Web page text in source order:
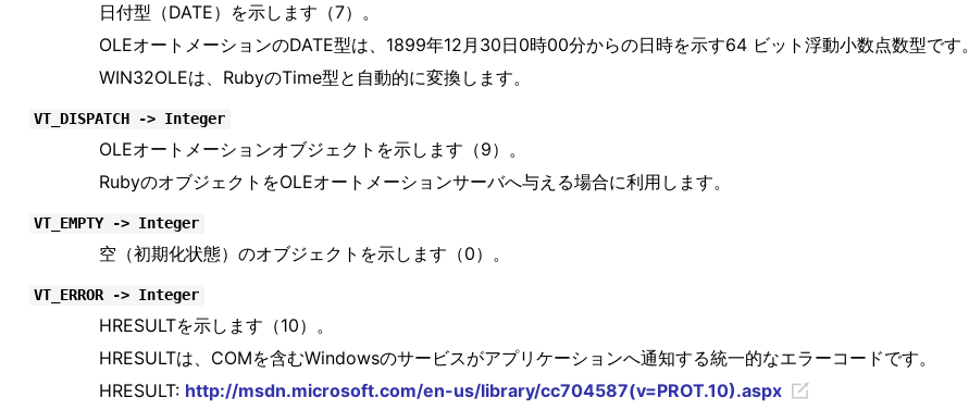
日付型（DATE）を示します（7）。
OLEオートメーションのDATE型は、1899年12月30日0時00分からの日時を示す64 ビット浮動小数点数型です。
WIN32OLEは、RubyのTime型と自動的に変換します。
VT_DISPATCH -> Integer
OLEオートメーションオブジェクトを示します（9）。
RubyのオブジェクトをOLEオートメーションサーバへ与える場合に利用します。
VT_EMPTY -> Integer
空（初期化状態）のオブジェクトを示します（0）。
VT_ERROR -> Integer
HRESULTを示します（10）。
HRESULTは、COMを含むWindowsのサービスがアプリケーションへ通知する統一的なエラーコードです。
HRESULT: http://msdn.microsoft.com/en-us/library/cc704587(v=PROT.10).aspx